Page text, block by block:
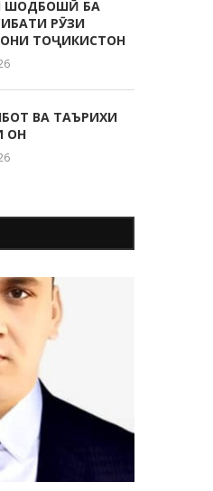
ШОДБОШӢ БА
РӮЗИ
ТОҶИКИСТОН
ВА ТАЪРИХИ
ОН